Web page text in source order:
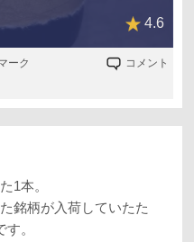
4.6
ーク コメント
1本。
銘柄が入荷していたた
。